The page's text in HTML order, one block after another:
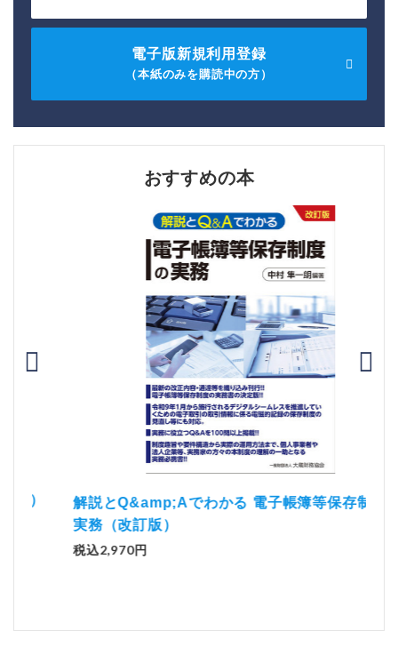
電子版新規利用登録
（本紙のみを購読中の方）
おすすめの本
解説とQ&amp;Aでわかる 電子帳簿等保存制度の
実務（改訂版）
税込2,970円